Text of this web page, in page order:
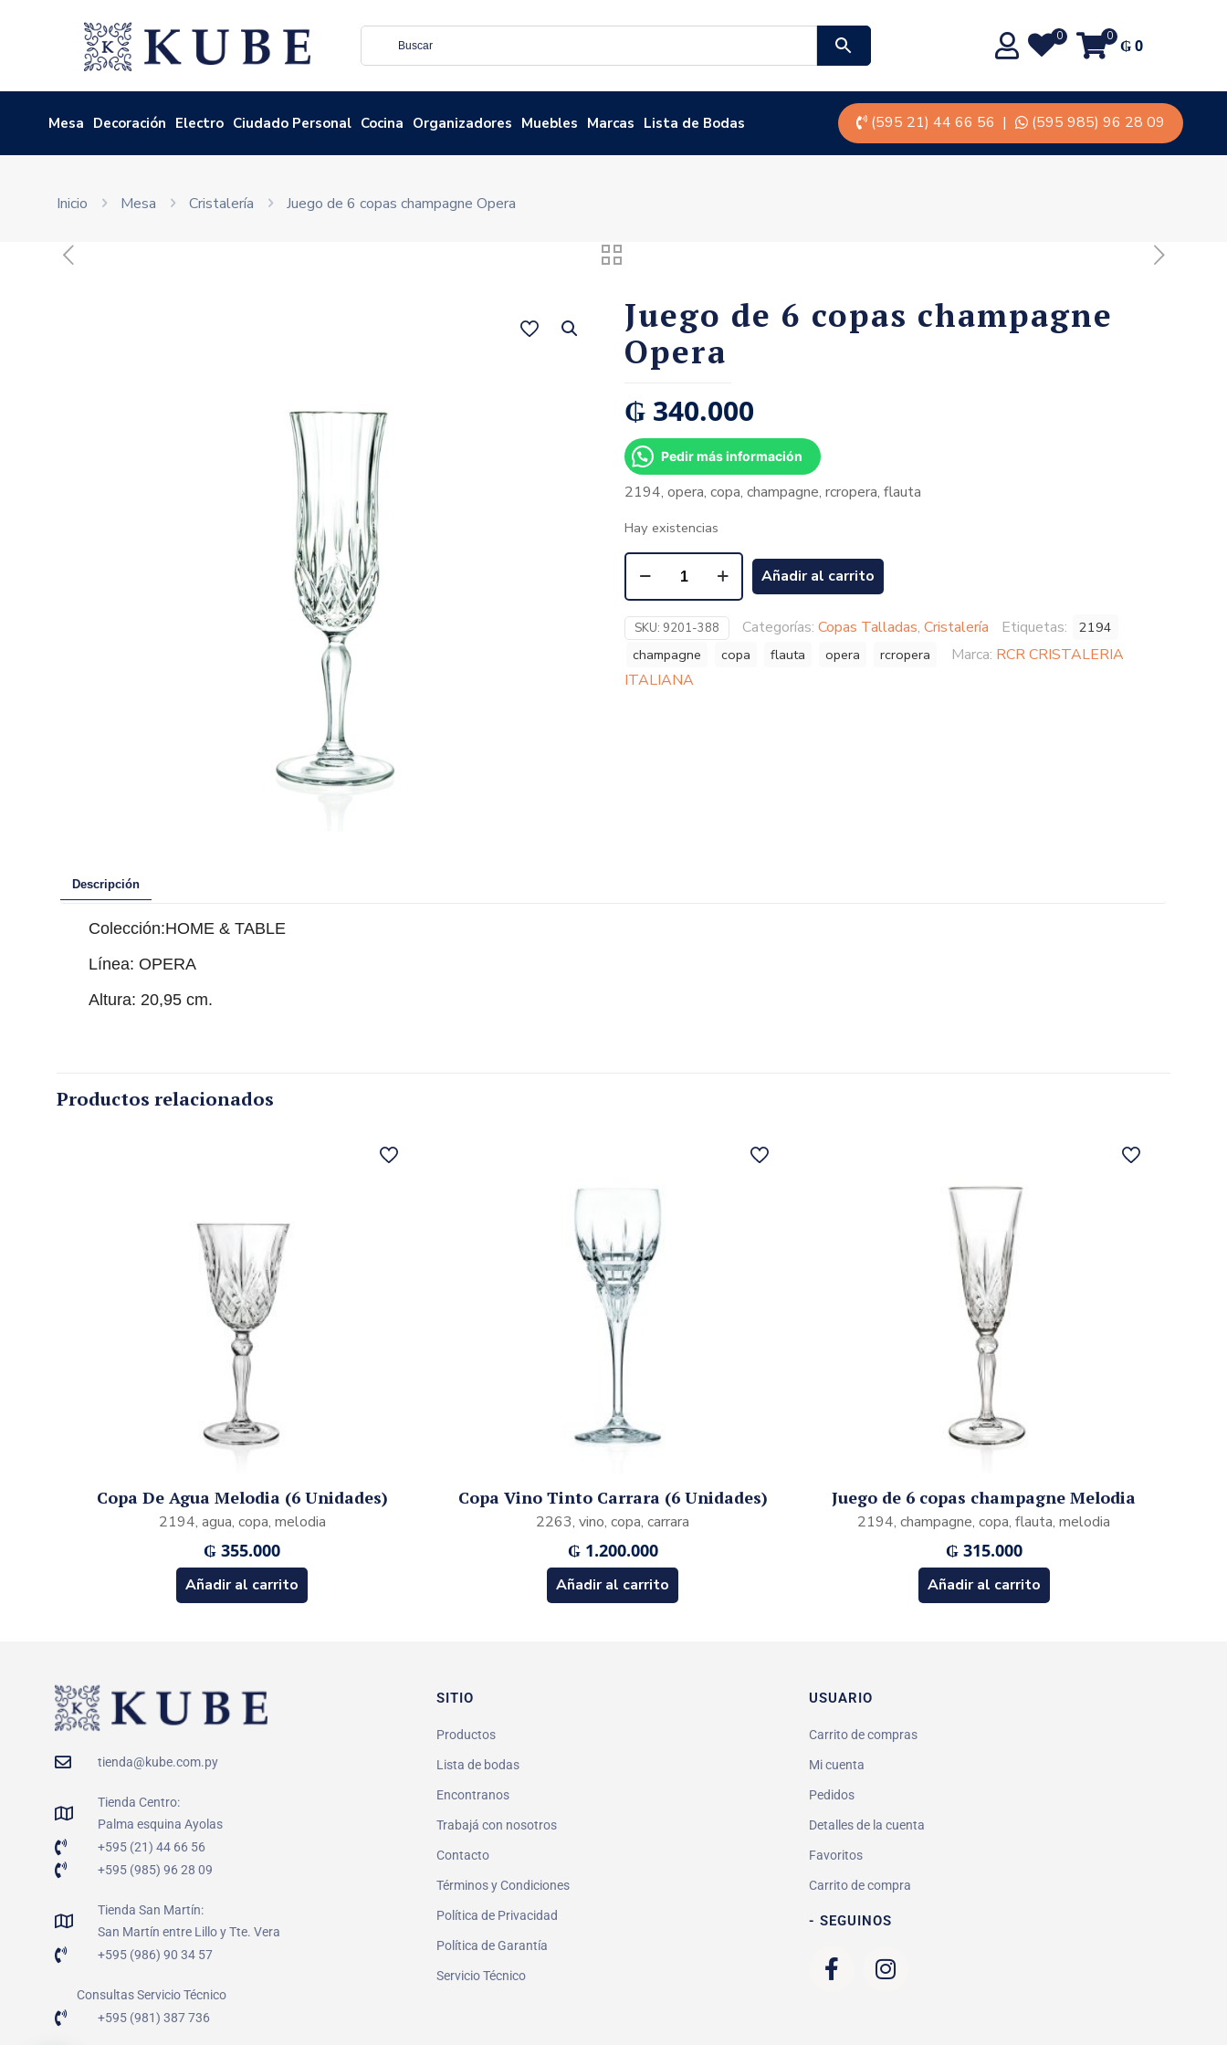
0 0 ₲0
Mesa Decoración Electro Ciudado Personal Cocina Organizadores Muebles Marcas Lista de Bodas (595 21) 44 66 56 | (595 985) 96 28 09
Inicio Mesa Cristalería Juego de 6 copas champagne Opera
Juego de 6 copas champagne
Opera
₲ 340.000
Pedir más información
2194, opera, copa, champagne, rcropera, flauta
Hay existencias
Añadir al carrito
SKU: 9201-388 Categorías: Copas Talladas, Cristalería Etiquetas:
2194
champagne
copa flauta opera rcropera Marca: RCR CRISTALERIA
ITALIANA
Descripción
Colección:HOME & TABLE
Línea: OPERA
Altura: 20,95 cm.
Productos relacionados
Copa De Agua Melodia (6 Unidades)
2194, agua, copa, melodia
₲ 355.000
Añadir al carrito
Copa Vino Tinto Carrara (6 Unidades)
2263, vino, copa, carrara
₲1.200.000
Añadir al carrito
Juego de 6 copas champagne Melodia
2194, champagne, copa, flauta, melodia
₲315.000
Añadir al carrito
tienda@kube.com.py
Tienda Centro:
Palma esquina Ayolas
+595 (21) 44 66 56
+595 (985) 96 28 09
Tienda San Martín:
San Martín entre Lillo y Tte. Vera
+595 (986) 90 34 57
Consultas Servicio Técnico
+595 (981) 387 736
SITIO
Productos
Lista de bodas
Encontranos
Trabajá con nosotros
Contacto
Términos y Condiciones
Política de Privacidad
Política de Garantía
Servicio Técnico
USUARIO
Carrito de compras
Mi cuenta
Pedidos
Detalles de la cuenta
Favoritos
Carrito de compra
- SEGUINOS